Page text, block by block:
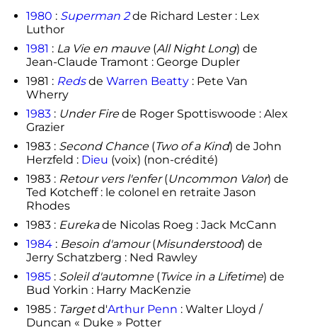
1980 : Superman 2de Richard Lester : Lex
Luthor
1981 : La Vie en mauve(All Night Long) de
Jean-Claude Tramont : George Dupler
1981 : Redsde Warren Beatty: Pete Van
Wherry
1983: Under Firede Roger Spottiswoode : Alex
Grazier
1983 : Second Chance(Two of a Kind) de John
Herzfeld : Dieu (voix) (non-crédité)
1983 : Retour vers l'enfer(Uncommon Valor) de
Ted Kotcheff : le colonel en retraite Jason
Rhodes
1983 : Eurekade Nicolas Roeg : Jack McCann
1984: Besoin d'amour(Misunderstood) de
Jerry Schatzberg : Ned Rawley
1985: Soleil d'automne(Twice in a Lifetime) de
Bud Yorkin : Harry MacKenzie
1985 : Targetd'Arthur Penn : Walter Lloyd /
Duncan « Duke » Potter